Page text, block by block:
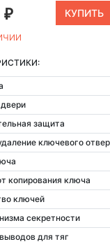
₽
защита
ключевого
копирования ключа
ключей
секретности
для тяг